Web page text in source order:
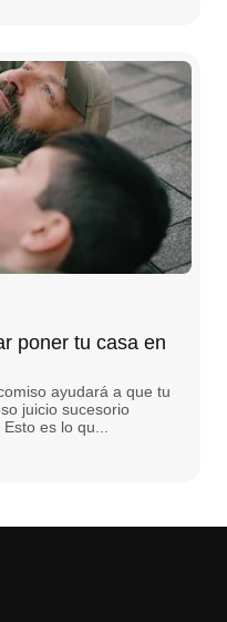
poner tu casa en
ayudará a que tu
juicio sucesorio
es lo qu...